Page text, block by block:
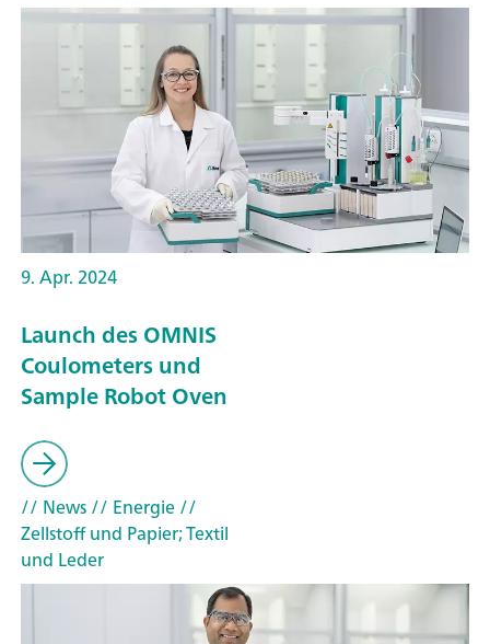
9. Apr. 2024
Launch des OMNIS
Coulometers und
Sample Robot Oven
// News// Energie//
Zellstoff und Papier; Textil
und Leder